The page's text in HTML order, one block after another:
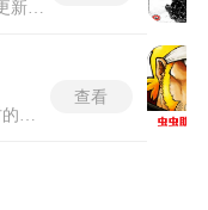
僵尸杀戮5无敌版是末日题材的第一人称射击游戏，游戏构建了被病毒彻底侵袭的末世场景，破败的城市街区、隐秘的地下实验空间等多样场景交替呈现，营造出沉浸式的末日危机氛围。僵尸杀戮5延续系列经典的僵尸对战核心玩法，同时完成了全方位的内容优化与升级。玩家将化身末世求生者，凭借各类枪械装备和实战战术，对抗形态、能力各不相同的变异僵尸族群。无敌版摒弃繁琐的游玩流程，适配多种游玩节奏，可以快速闯关体验短时对战乐趣，搭配可自由改装升级的武器体系，让每一场尸潮对战都拥有全新的对战体验。
查看